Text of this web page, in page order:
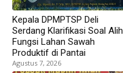
Kepala DPMPTSP Deli
Serdang Klarifikasi Soal Alih
Fungsi Lahan Sawah
Produktif di Pantai
Agustus 7, 2026